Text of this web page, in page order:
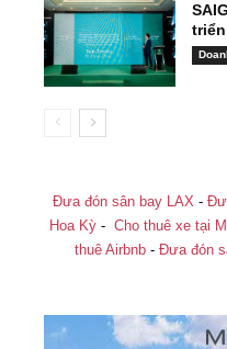
Đưa đón sân bay LAX -
Hoa Kỳ- Cho thuê xe tại
thuê Airbnb- Đưa đón